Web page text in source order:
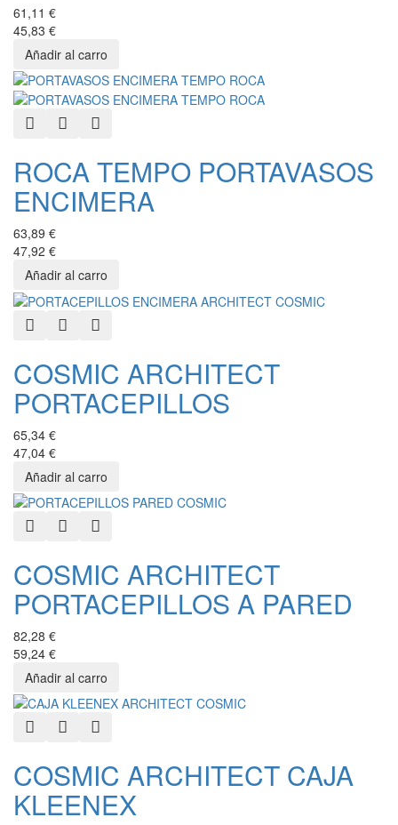
61,11 €
45,83 €
Quick ViewAdd to Wishlist
ROCA TEMPO PORTAVASOS
ENCIMERA
63,89 €
47,92 €
Quick ViewAdd to Wishlist
COSMIC ARCHITECT
PORTACEPILLOS
65,34 €
47,04 €
Quick ViewAdd to Wishlist
COSMIC ARCHITECT
PORTACEPILLOS A PARED
82,28 €
59,24 €
Quick ViewAdd to Wishlist
COSMIC ARCHITECT CAJA
KLEENEX